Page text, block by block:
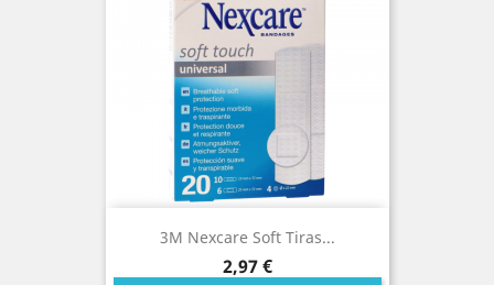
3M Nexcare Soft Tiras...
Precio
2,97 €